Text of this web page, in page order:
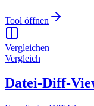
Tool öffnen
Vergleichen
Vergleich
Datei-Diff-